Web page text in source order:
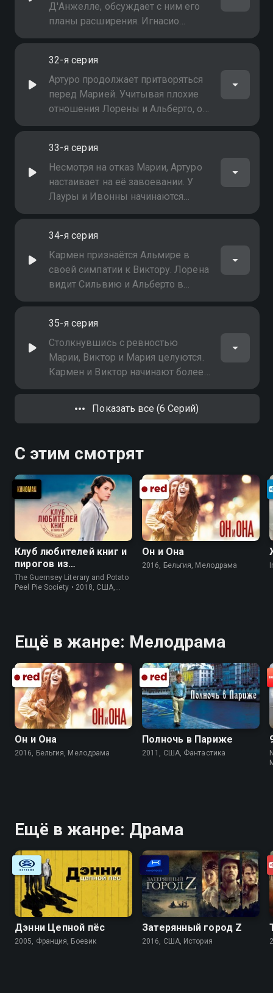
Д'Анжелле, обсуждает с ним его
планы расширения. Игнасио
выступает против того, чтобы
Альмира рассказывает Марии о
своей обеспокоенности,
поскольку её дочь Ирис влюблена
в Виктора
32-я серия
Артуро продолжает притворяться
перед Марией. Учитывая плохие
отношения Лорены и Альберто, он
начинает влюбляться в Сильвию.
остановить её дочь, чтобы не
обманывать её
33-я серия
Несмотря на отказ Марии, Артуро
настаивает на её завоевании. У
Лауры и Ивонны начинаются
проблемы из-за любви к Игнасио.
узнать, кто любовник её мужа.
Мария и Игнасио ссорятся из-за
Артуро
34-я серия
Кармен признаётся Альмире в
своей симпатии к Виктору. Лорена
видит Сильвию и Альберто в
компрометирующей ситуации.
Артуро, что она всего лишь играет
с Игнасио
35-я серия
Столкнувшись с ревностью
Марии, Виктор и Мария целуются.
Кармен и Виктор начинают более
близкие отношения. В доме
Виктора они представляют
Кармен как свою девушку, Айрис
Ивонны
Показать все (6 Серий)
С этим смотрят
Клуб любителей книг и
пирогов из
картофельных
очистков
The Guernsey Literary and Potato
Peel Pie Society • 2018, США,
Он и Она
2016, Бельгия, Мелодрама
Ещё в жанре: Мелодрама
Он и Она
2016, Бельгия, Мелодрама
Полночь в Париже
2011, США, Фантастика
Ещё в жанре: Драма
Дэнни Цепной пёс
2005, Франция, Боевик
Затерянный город Z
2016, США, История